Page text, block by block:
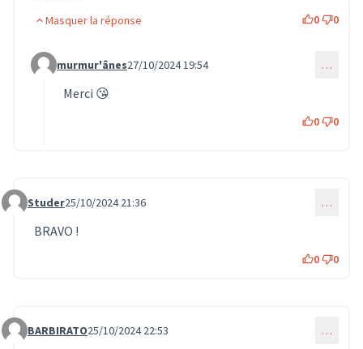
Masquer la réponse 0 0
Commentaire 850 (réponse au commentaire 837)
murmur'ânes27/10/2024 19:54 …
Merci 😘
0 0
Commentaire 838
Studer25/10/2024 21:36 …
BRAVO !
0 0
Commentaire 841
BARBIRATO25/10/2024 22:53 …